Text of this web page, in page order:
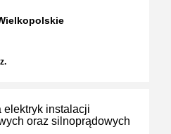
elektryk instalacji
oraz silnoprądowych